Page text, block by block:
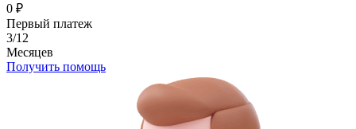
0 ₽
Первый платеж
3/12
Месяцев
Получить помощь